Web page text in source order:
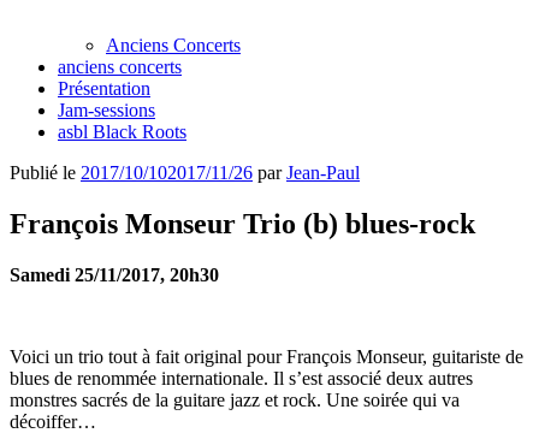
Anciens Concerts
anciens concerts
Présentation
Jam-sessions
asbl Black Roots
Publié le 2017/10/102017/11/26 parJean-Paul
François Monseur Trio (b) blues-rock
Samedi 25/11/2017, 20h30
Voici un trio tout à fait original pour François Monseur, guitariste de
blues de renommée internationale. Il s’est associé deux autres
monstres sacrés de la guitare jazz et rock. Une soirée qui va
décoiffer…